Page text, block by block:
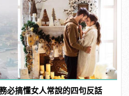
必搞懂女人常說的四句反話